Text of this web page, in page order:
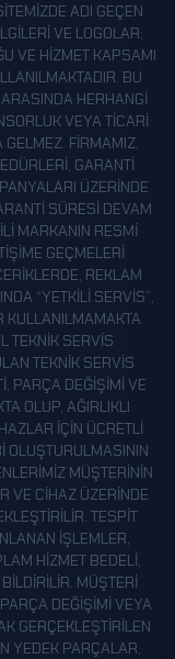
ADI GEÇEN
VE LOGOLAR;
VE HIZMET KAPSAMI
BU
HERHANGI
VEYA TICARI
GELMEZ. FIRMAMIZ,
GARANTI
ÜZERINDE
SÜRESI DEVAM
MARKANIN RESMI
GEÇMELERI
REKLAM
“YETKILI SERVIS”,
KULLANILMAMAKTA
TEKNIK SERVIS
TEKNIK SERVIS
PARÇA DEĞIŞIMI VE
OLUP, AĞIRLIKLI
IÇIN ÜCRETLI
OLUŞTURULMASININ
MÜŞTERININ
VE CIHAZ ÜZERINDE
TESPIT
IŞLEMLER,
HIZMET BEDELI,
MÜŞTERI
DEĞIŞIMI VEYA
GERÇEKLEŞTIRILEN
YEDEK PARÇALAR,